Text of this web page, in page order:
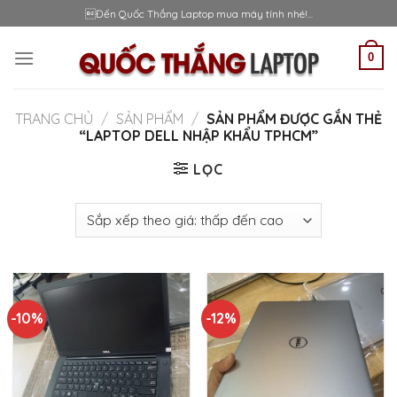
to
content
Đến Quốc Thắng Laptop mua máy tính nhé!...
0
TRANG CHỦ / SẢN PHẨM / SẢN PHẨM ĐƯỢC GẮN THẺ
“LAPTOP DELL NHẬP KHẨU TPHCM”
LỌC
-10% -12%